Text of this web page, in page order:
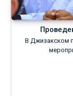
В Джизакском